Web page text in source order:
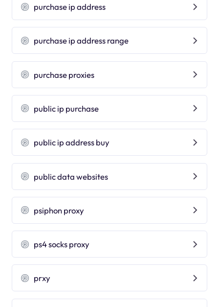
purchase ip address
purchase ip address range
purchase proxies
public ip purchase
public ip address buy
public data websites
psiphon proxy
ps4 socks proxy
prxy